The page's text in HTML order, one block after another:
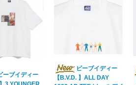
ーブイディー
ビーブイディー
【B.V.D. 】ALL DAY